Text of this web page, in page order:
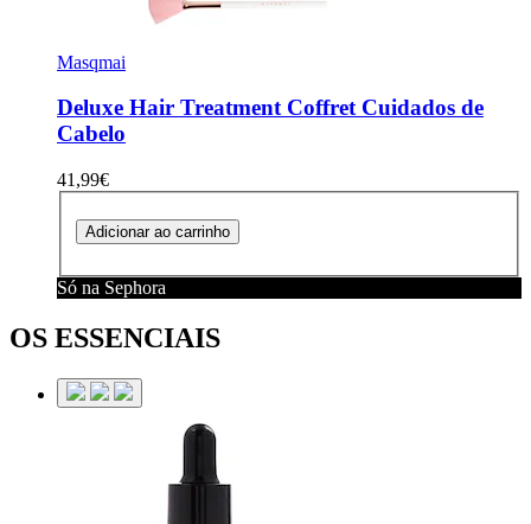
Masqmai
Deluxe Hair Treatment Coffret Cuidados de
Cabelo
41,99€
Adicionar ao carrinho
Só na Sephora
OS ESSENCIAIS